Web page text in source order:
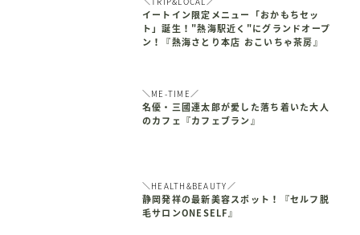
イートイン限定メニュー「おかもちセッ
ト」誕生！"熱海駅近く"にグランドオープ
ン！『熱海さとり本店 おこいちゃ茶房』
＼ME-TIME／
名優・三國連太郎が愛した落ち着いた大人
のカフェ『カフェブラン』
＼HEALTH&BEAUTY／
静岡発祥の最新美容スポット！『セルフ脱
毛サロンONESELF』